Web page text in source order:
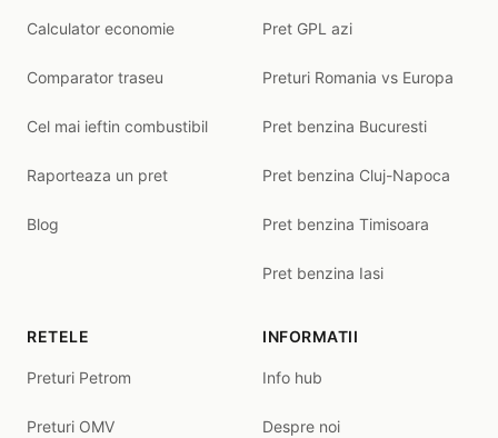
Calculator economie
Comparator traseu
Cel mai ieftin combustibil
Raporteaza un pret
Blog
Pret GPL azi
Preturi Romania vs Europa
Pret benzina Bucuresti
Pret benzina Cluj-Napoca
Pret benzina Timisoara
Pret benzina Iasi
RETELE
Preturi Petrom
Preturi OMV
INFORMATII
Info hub
Despre noi